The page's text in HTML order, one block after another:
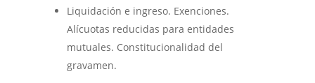
Liquidación e ingreso. Exenciones.
Alícuotas reducidas para entidades
mutuales. Constitucionalidad del
gravamen.